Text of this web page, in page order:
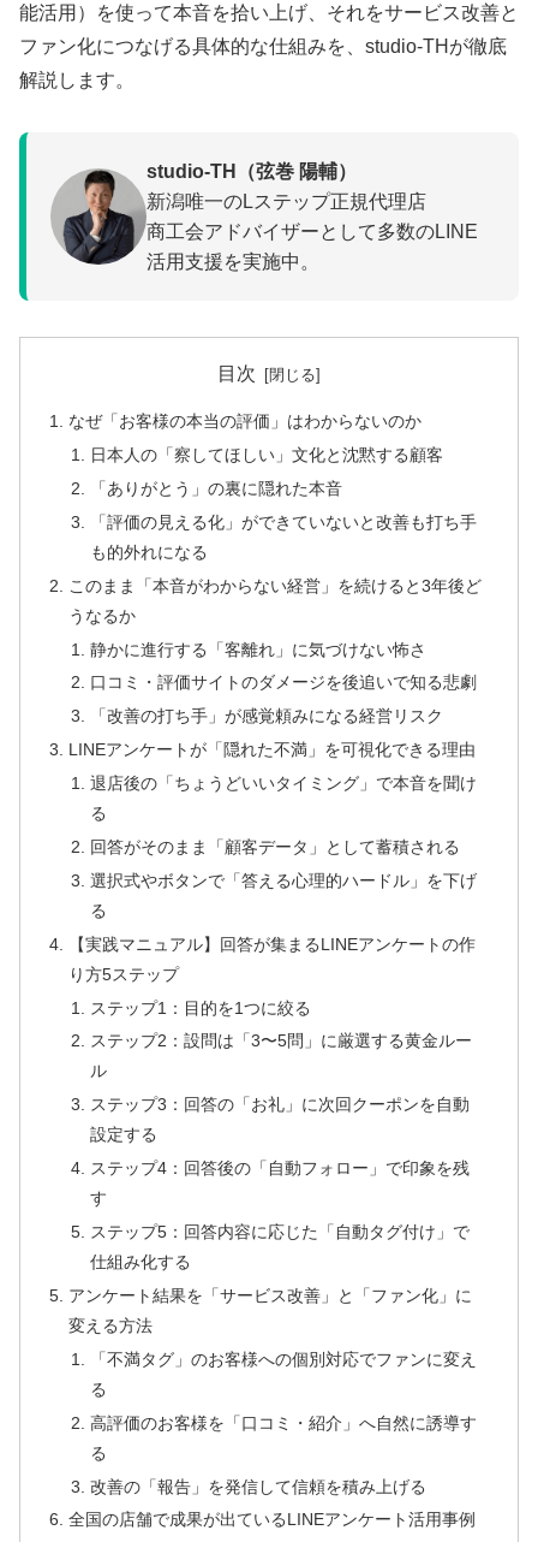
能活用）を使って本音を拾い上げ、それをサービス改善と
ファン化につなげる具体的な仕組みを、studio-THが徹底
解説します。
studio-TH（弦巻 陽輔）
新潟唯一のLステップ正規代理店
商工会アドバイザーとして多数のLINE
活用支援を実施中。
目次
なぜ「お客様の本当の評価」はわからないのか
日本人の「察してほしい」文化と沈黙する顧客
「ありがとう」の裏に隠れた本音
「評価の見える化」ができていないと改善も打ち手
も的外れになる
このまま「本音がわからない経営」を続けると3年後ど
うなるか
静かに進行する「客離れ」に気づけない怖さ
口コミ・評価サイトのダメージを後追いで知る悲劇
「改善の打ち手」が感覚頼みになる経営リスク
LINEアンケートが「隠れた不満」を可視化できる理由
退店後の「ちょうどいいタイミング」で本音を聞け
る
回答がそのまま「顧客データ」として蓄積される
選択式やボタンで「答える心理的ハードル」を下げ
る
【実践マニュアル】回答が集まるLINEアンケートの作
り方5ステップ
ステップ1：目的を1つに絞る
ステップ2：設問は「3〜5問」に厳選する黄金ルー
ル
ステップ3：回答の「お礼」に次回クーポンを自動
設定する
ステップ4：回答後の「自動フォロー」で印象を残
す
ステップ5：回答内容に応じた「自動タグ付け」で
仕組み化する
アンケート結果を「サービス改善」と「ファン化」に
変える方法
「不満タグ」のお客様への個別対応でファンに変え
る
高評価のお客様を「口コミ・紹介」へ自然に誘導す
る
改善の「報告」を発信して信頼を積み上げる
全国の店舗で成果が出ているLINEアンケート活用事例